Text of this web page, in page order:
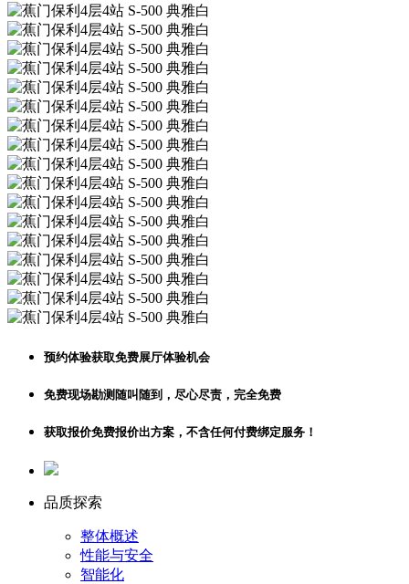
预约体验获取免费展厅体验机会
免费现场勘测随叫随到，尽心尽责，完全免费
获取报价免费报价出方案，不含任何付费绑定服务！
品质探索
整体概述
性能与安全
智能化